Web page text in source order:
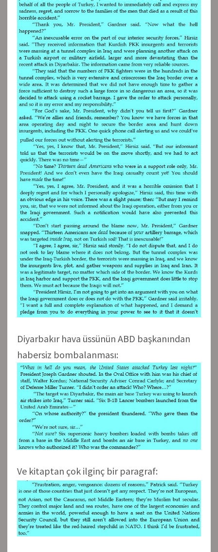
Diyarbakır hava üssünün ABD başkanından
habersiz bombalanması:
Ve kitaptan çok ilginç bir paragraf: